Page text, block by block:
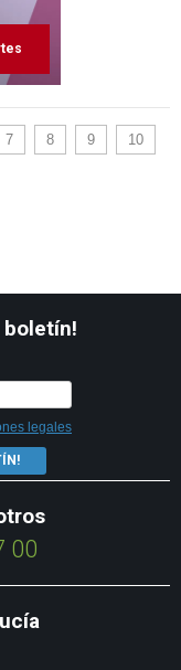
7 8 9
10
boletín!
legales
00